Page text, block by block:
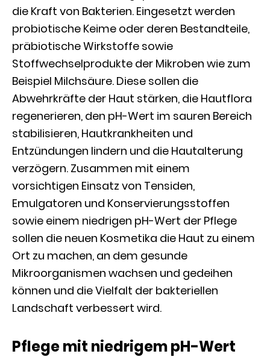
die Kraft von Bakterien. Eingesetzt werden
probiotische Keime oder deren Bestandteile,
präbiotische Wirkstoffe sowie
Stoffwechselprodukte der Mikroben wie zum
Beispiel Milchsäure. Diese sollen die
Abwehrkräfte der Haut stärken, die Hautflora
regenerieren, den pH-Wert im sauren Bereich
stabilisieren, Hautkrankheiten und
Entzündungen lindern und die Hautalterung
verzögern. Zusammen mit einem
vorsichtigen Einsatz von Tensiden,
Emulgatoren und Konservierungsstoffen
sowie einem niedrigen pH-Wert der Pflege
sollen die neuen Kosmetika die Haut zu einem
Ort zu machen, an dem gesunde
Mikroorganismen wachsen und gedeihen
können und die Vielfalt der bakteriellen
Landschaft verbessert wird.
Pflege mit niedrigem pH-Wert